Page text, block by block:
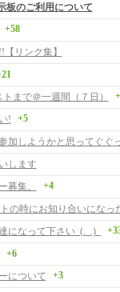
板のご利用について
+58
リンク集】
まで＠一週間（７日）
! +5
加しようかと思ってぐぐ
します
募集。
+4
になって下さい_(._.)_
+6
について
+3